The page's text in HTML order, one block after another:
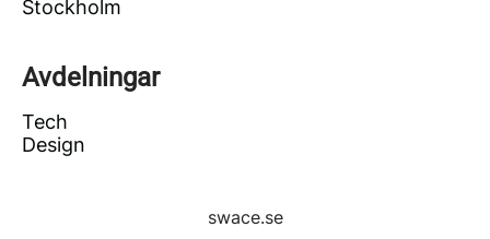
Stockholm
Avdelningar
Tech
Design
swace.se